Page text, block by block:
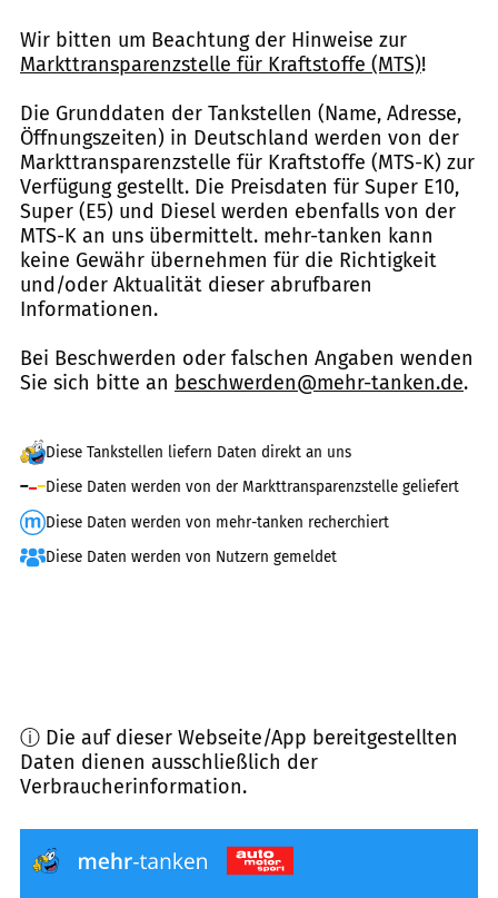
Wir bitten um Beachtung der Hinweise zur
Markttransparenzstelle für Kraftstoffe (MTS)!
Die Grunddaten der Tankstellen (Name, Adresse,
Öffnungszeiten) in Deutschland werden von der
Markttransparenzstelle für Kraftstoffe (MTS-K) zur
Verfügung gestellt. Die Preisdaten für Super E10,
Super (E5) und Diesel werden ebenfalls von der
MTS-K an uns übermittelt. mehr-tanken kann
keine Gewähr übernehmen für die Richtigkeit
und/oder Aktualität dieser abrufbaren
Informationen.
Bei Beschwerden oder falschen Angaben wenden
Sie sich bitte an beschwerden@mehr-tanken.de.
Diese Tankstellen liefern Daten direkt an uns
Diese Daten werden von der Markttransparenzstelle geliefert
Diese Daten werden von mehr-tanken recherchiert
Diese Daten werden von Nutzern gemeldet
ⓘ Die auf dieser Webseite/App bereitgestellten
Daten dienen ausschließlich der
Verbraucherinformation.